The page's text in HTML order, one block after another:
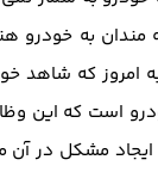
به خودرو
امروز که شاهد
است که این
مشکل در آن